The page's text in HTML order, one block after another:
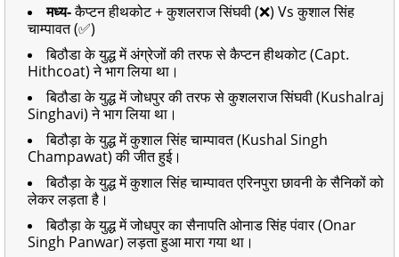
मध्य-कैप्टन हीथकोट + कुशलराज सिंघवी (❌) Vs कुशाल सिंह
चाम्पावत (✅)
बिठौडा के युद्ध में अंग्रेजों की तरफ से कैप्टन हीथकोट (Capt.
Hithcoat) ने भाग लिया था।
बिठौडा के युद्ध में जोधपुर की तरफ से कुशलराज सिंघवी (Kushalraj
Singhavi) ने भाग लिया था।
बिठौड़ा के युद्ध में कुशाल सिंह चाम्पावत (Kushal Singh
Champawat) की जीत हुई।
बिठौड़ा के युद्ध में कुशाल सिंह चाम्पावत एरिनपुरा छावनी के सैनिकों को
लेकर लड़ता है।
बिठौड़ा के युद्ध में जोधपुर का सैनापति ओनाड सिंह पंवार (Onar
Singh Panwar) लड़ता हुआ मारा गया था।